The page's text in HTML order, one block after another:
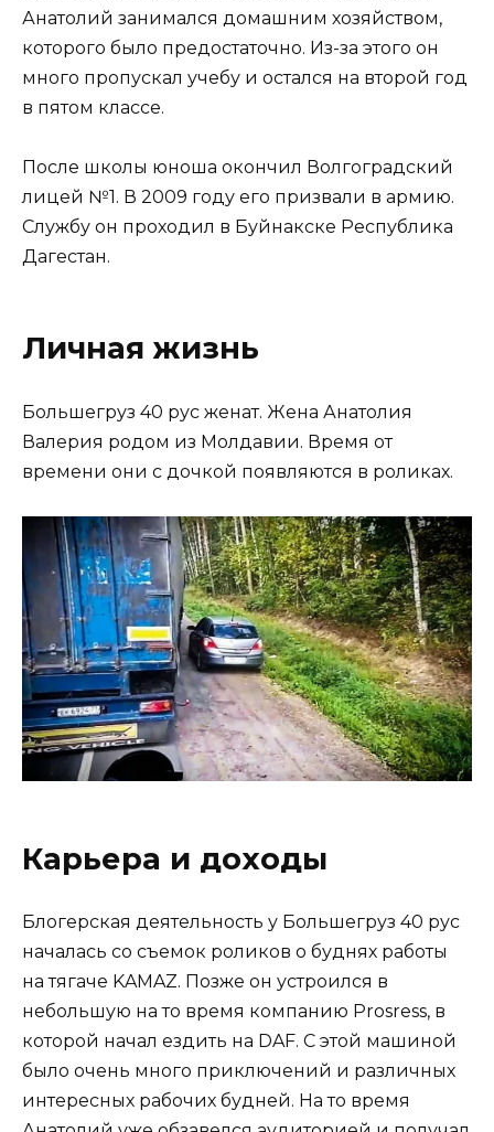
Анатолий занимался домашним хозяйством,
которого было предостаточно. Из-за этого он
много пропускал учебу и остался на второй год
в пятом классе.
После школы юноша окончил Волгоградский
лицей №1. В 2009 году его призвали в армию.
Службу он проходил в Буйнакске Республика
Дагестан.
Личная жизнь
Большегруз 40 рус женат. Жена Анатолия
Валерия родом из Молдавии. Время от
времени они с дочкой появляются в роликах.
Карьера и доходы
Блогерская деятельность у Большегруз 40 рус
началась со съемок роликов о буднях работы
на тягаче KAMAZ. Позже он устроился в
небольшую на то время компанию Prosress, в
которой начал ездить на DAF. С этой машиной
было очень много приключений и различных
интересных рабочих будней. На то время